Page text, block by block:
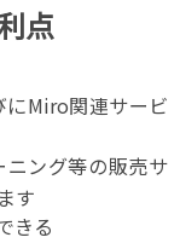
点
Miro関連サービ
ング等の販売サ
す
きる